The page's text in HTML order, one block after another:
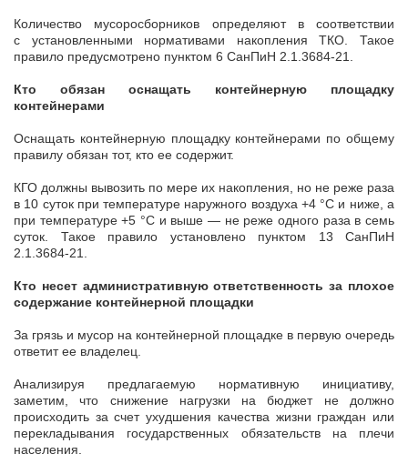
Количество мусоросборников определяют в соответствии
с установленными нормативами накопления ТКО. Такое
правило предусмотрено пунктом 6 СанПиН 2.1.3684-21.
Кто обязан оснащать контейнерную площадку
контейнерами
Оснащать контейнерную площадку контейнерами по общему
правилу обязан тот, кто ее содержит.
КГО должны вывозить по мере их накопления, но не реже раза
в 10 суток при температуре наружного воздуха +4 °С и ниже, а
при температуре +5 °С и выше — не реже одного раза в семь
суток. Такое правило установлено пунктом 13 СанПиН
2.1.3684-21.
Кто несет административную ответственность за плохое
содержание контейнерной площадки
За грязь и мусор на контейнерной площадке в первую очередь
ответит ее владелец.
Анализируя предлагаемую нормативную инициативу,
заметим, что снижение нагрузки на бюджет не должно
происходить за счет ухудшения качества жизни граждан или
перекладывания государственных обязательств на плечи
населения.